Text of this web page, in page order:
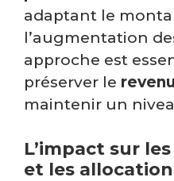
adaptant le
l’augmentation
approche est
préserver le revenu
maintenir un
L’impact sur
et les